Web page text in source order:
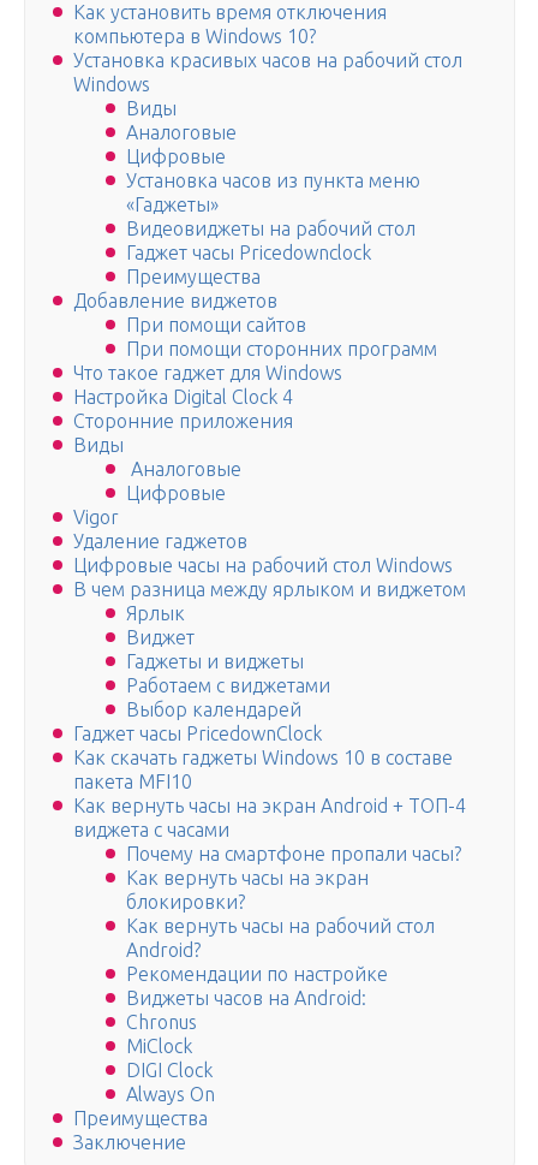
Как установить время отключения
компьютера в Windows 10?
Установка красивых часов на рабочий стол
Windows
Виды
Аналоговые
Цифровые
Установка часов из пункта меню
«Гаджеты»
Видеовиджеты на рабочий стол
Гаджет часы Pricedownclock
Преимущества
Добавление виджетов
При помощи сайтов
При помощи сторонних программ
Что такое гаджет для Windows
Настройка Digital Clock 4
Сторонние приложения
Виды
Аналоговые
Цифровые
Vigor
Удаление гаджетов
Цифровые часы на рабочий стол Windows
В чем разница между ярлыком и виджетом
Ярлык
Виджет
Гаджеты и виджеты
Работаем с виджетами
Выбор календарей
Гаджет часы PricedownClock
Как скачать гаджеты Windows 10 в составе
пакета MFI10
Как вернуть часы на экран Android + ТОП-4
виджета с часами
Почему на смартфоне пропали часы?
Как вернуть часы на экран
блокировки?
Как вернуть часы на рабочий стол
Android?
Рекомендации по настройке
Виджеты часов на Android:
Chronus
MiClock
DIGI Clock
Always On
Преимущества
Заключение